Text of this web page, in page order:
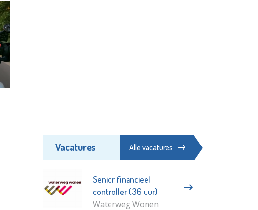
Vacatures Alle vacatures
Senior financieel
controller (36 uur)
Waterweg Wonen